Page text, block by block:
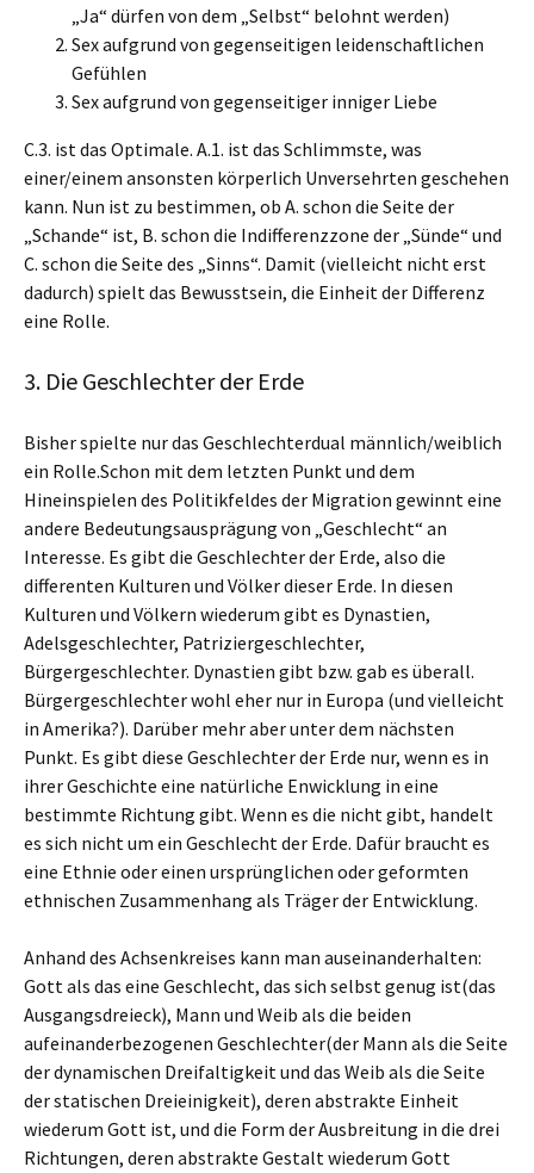
„Ja“ dürfen von dem „Selbst“ belohnt werden)
Sex aufgrund von gegenseitigen leidenschaftlichen
Gefühlen
Sex aufgrund von gegenseitiger inniger Liebe
C.3. ist das Optimale. A.1. ist das Schlimmste, was
einer/einem ansonsten körperlich Unversehrten geschehen
kann. Nun ist zu bestimmen, ob A. schon die Seite der
„Schande“ ist, B. schon die Indifferenzzone der „Sünde“ und
C. schon die Seite des „Sinns“. Damit (vielleicht nicht erst
dadurch) spielt das Bewusstsein, die Einheit der Differenz
eine Rolle.
3. Die Geschlechter der Erde
Bisher spielte nur das Geschlechterdual männlich/weiblich
ein Rolle.Schon mit dem letzten Punkt und dem
Hineinspielen des Politikfeldes der Migration gewinnt eine
andere Bedeutungsausprägung von „Geschlecht“ an
Interesse. Es gibt die Geschlechter der Erde, also die
differenten Kulturen und Völker dieser Erde. In diesen
Kulturen und Völkern wiederum gibt es Dynastien,
Adelsgeschlechter, Patriziergeschlechter,
Bürgergeschlechter. Dynastien gibt bzw. gab es überall.
Bürgergeschlechter wohl eher nur in Europa (und vielleicht
in Amerika?). Darüber mehr aber unter dem nächsten
Punkt. Es gibt diese Geschlechter der Erde nur, wenn es in
ihrer Geschichte eine natürliche Enwicklung in eine
bestimmte Richtung gibt. Wenn es die nicht gibt, handelt
es sich nicht um ein Geschlecht der Erde. Dafür braucht es
eine Ethnie oder einen ursprünglichen oder geformten
ethnischen Zusammenhang als Träger der Entwicklung.
Anhand des Achsenkreises kann man auseinanderhalten:
Gott als das eine Geschlecht, das sich selbst genug ist(das
Ausgangsdreieck), Mann und Weib als die beiden
aufeinanderbezogenen Geschlechter(der Mann als die Seite
der dynamischen Dreifaltigkeit und das Weib als die Seite
der statischen Dreieinigkeit), deren abstrakte Einheit
wiederum Gott ist, und die Form der Ausbreitung in die drei
Richtungen, deren abstrakte Gestalt wiederum Gott